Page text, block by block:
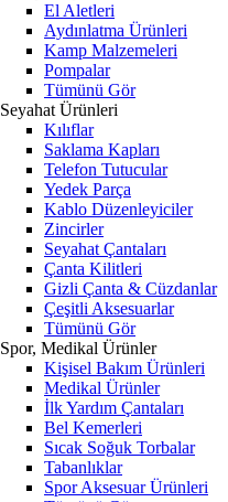
El Aletleri
Aydınlatma Ürünleri
Kamp Malzemeleri
Pompalar
Tümünü Gör
Seyahat Ürünleri
Kılıflar
Saklama Kapları
Telefon Tutucular
Yedek Parça
Kablo Düzenleyiciler
Zincirler
Seyahat Çantaları
Çanta Kilitleri
Gizli Çanta & Cüzdanlar
Çeşitli Aksesuarlar
Tümünü Gör
Spor, Medikal Ürünler
Kişisel Bakım Ürünleri
Medikal Ürünler
İlk Yardım Çantaları
Bel Kemerleri
Sıcak Soğuk Torbalar
Tabanlıklar
Spor Aksesuar Ürünleri